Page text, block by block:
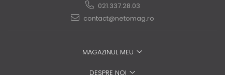
021.337.28.03
contact@netomag.ro
MAGAZINUL MEU
DESPRE NOI